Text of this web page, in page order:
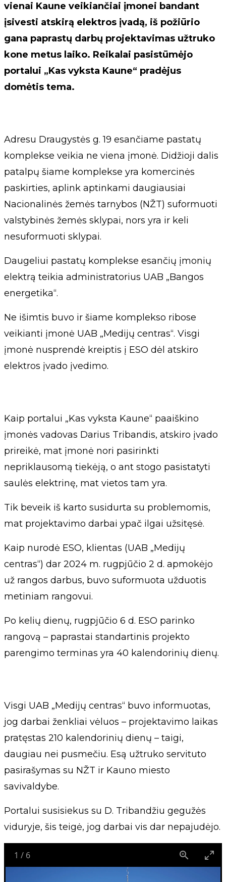
vienai Kaune veikiančiai įmonei bandant
įsivesti atskirą elektros įvadą, iš požiūrio
gana paprastų darbų projektavimas užtruko
kone metus laiko. Reikalai pasistūmėjo
portalui „Kas vyksta Kaune“ pradėjus
domėtis tema.
Adresu Draugystės g. 19 esančiame pastatų
komplekse veikia ne viena įmonė. Didžioji dalis
patalpų šiame komplekse yra komercinės
paskirties, aplink aptinkami daugiausiai
Nacionalinės žemės tarnybos (NŽT) suformuoti
valstybinės žemės sklypai, nors yra ir keli
nesuformuoti sklypai.
Daugeliui pastatų komplekse esančių įmonių
elektrą teikia administratorius UAB „Bangos
energetika“.
Ne išimtis buvo ir šiame komplekso ribose
veikianti įmonė UAB „Medijų centras“. Visgi
įmonė nusprendė kreiptis į ESO dėl atskiro
elektros įvado įvedimo.
Kaip portalui „Kas vyksta Kaune“ paaiškino
įmonės vadovas Darius Tribandis, atskiro įvado
prireikė, mat įmonė nori pasirinkti
nepriklausomą tiekėją, o ant stogo pasistatyti
saulės elektrinę, mat vietos tam yra.
Tik beveik iš karto susidurta su problemomis,
mat projektavimo darbai ypač ilgai užsitęsė.
Kaip nurodė ESO, klientas (UAB „Medijų
centras“) dar 2024 m. rugpjūčio 2 d. apmokėjo
už rangos darbus, buvo suformuota užduotis
metiniam rangovui.
Po kelių dienų, rugpjūčio 6 d. ESO parinko
rangovą – paprastai standartinis projekto
parengimo terminas yra 40 kalendorinių dienų.
Visgi UAB „Medijų centras“ buvo informuotas,
jog darbai ženkliai vėluos – projektavimo laikas
pratęstas 210 kalendorinių dienų – taigi,
daugiau nei pusmečiu. Esą užtruko servituto
pasirašymas su NŽT ir Kauno miesto
savivaldybe.
Portalui susisiekus su D. Tribandžiu gegužės
viduryje, šis teigė, jog darbai vis dar nepajudėjo.
1 / 6